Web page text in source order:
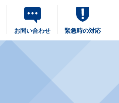
お問い合わせ 緊急時の対応